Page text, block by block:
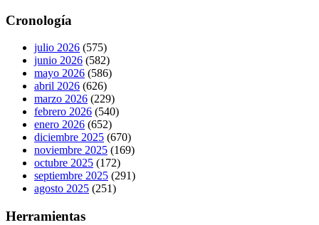
Cronología
julio 2026 (575)
junio 2026 (582)
mayo 2026 (586)
abril 2026 (626)
marzo 2026 (229)
febrero 2026 (540)
enero 2026 (652)
diciembre 2025 (670)
noviembre 2025 (169)
octubre 2025 (172)
septiembre 2025 (291)
agosto 2025 (251)
Herramientas